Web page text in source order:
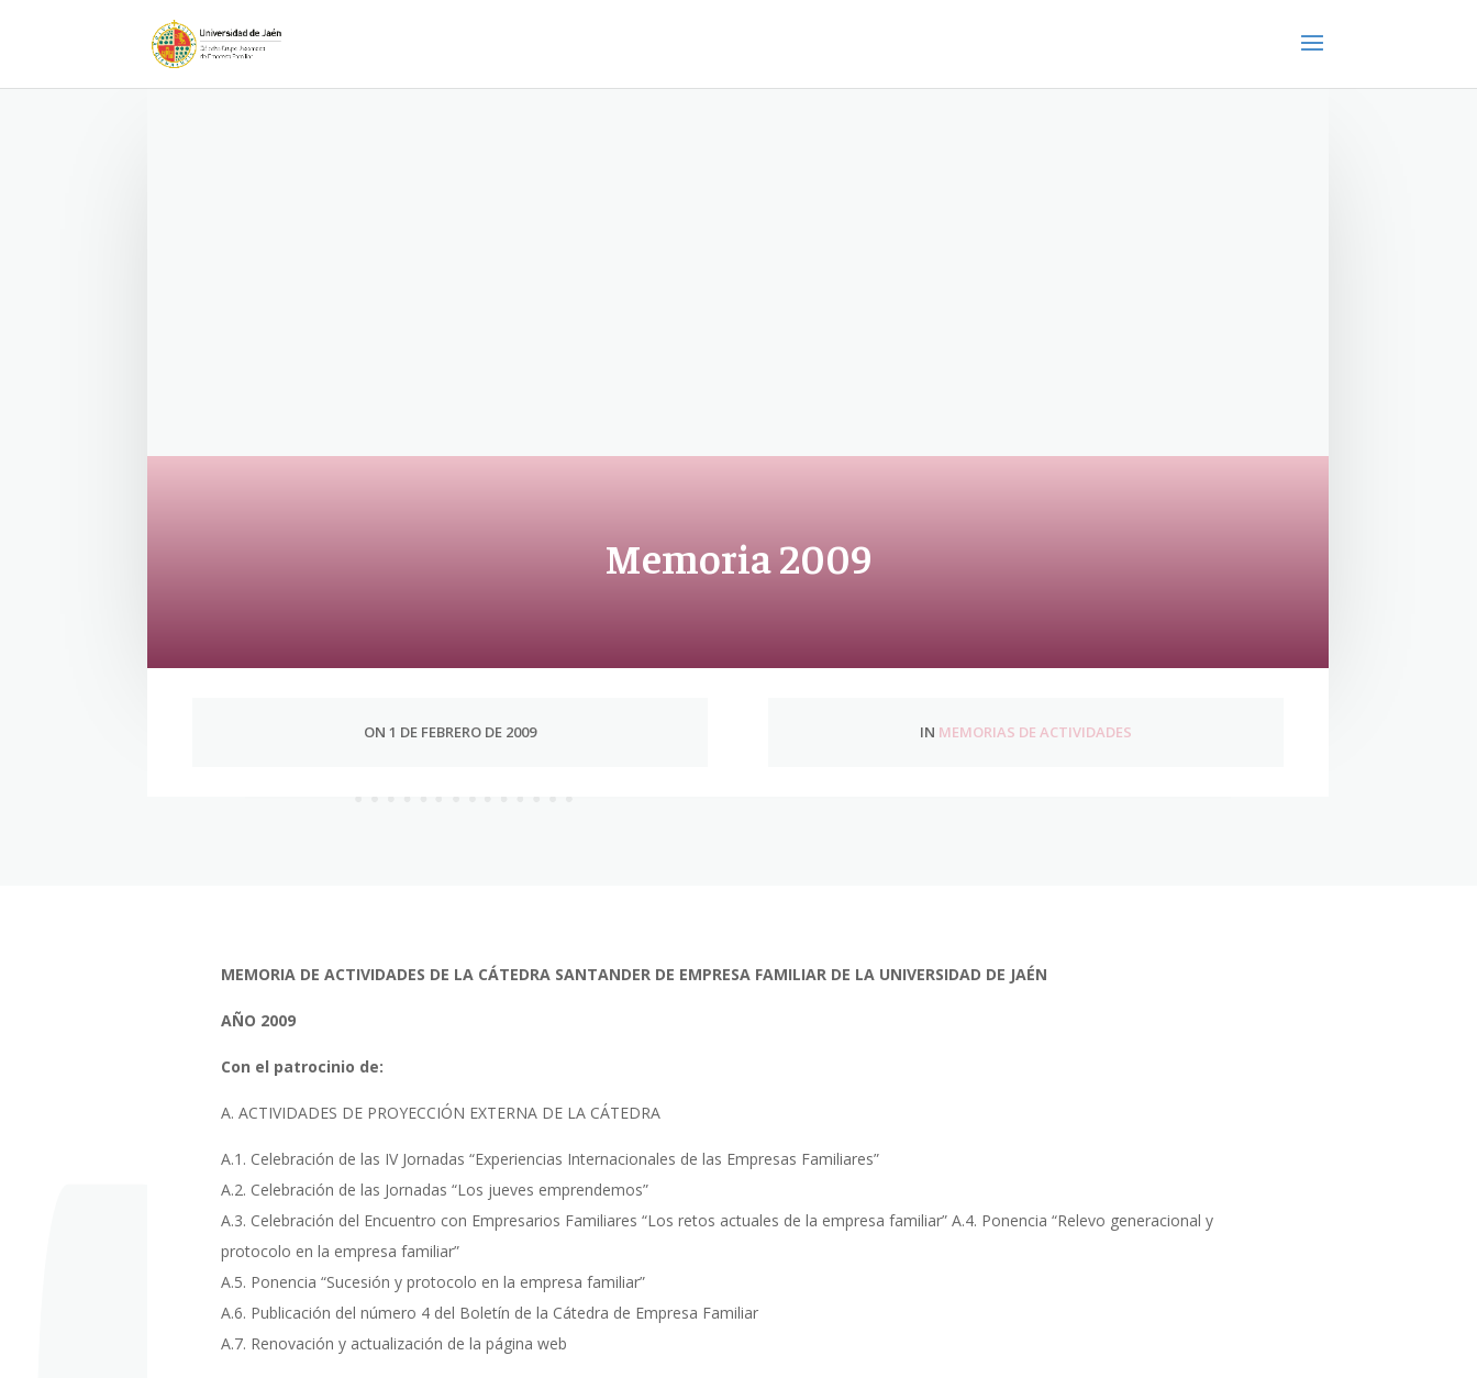
Memoria 2009
ON 1 DE FEBRERO DE 2009 IN MEMORIAS DE ACTIVIDADES
MEMORIA DE ACTIVIDADES DE LA CÁTEDRA SANTANDER DE EMPRESA FAMILIAR DE LA UNIVERSIDAD DE JAÉN
AÑO 2009
Con el patrocinio de:
A. ACTIVIDADES DE PROYECCIÓN EXTERNA DE LA CÁTEDRA
A.1. Celebración de las IV Jornadas “Experiencias Internacionales de las Empresas Familiares”
A.2. Celebración de las Jornadas “Los jueves emprendemos”
A.3. Celebración del Encuentro con Empresarios Familiares “Los retos actuales de la empresa familiar” A.4. Ponencia “Relevo generacional y
protocolo en la empresa familiar”
A.5. Ponencia “Sucesión y protocolo en la empresa familiar”
A.6. Publicación del número 4 del Boletín de la Cátedra de Empresa Familiar
A.7. Renovación y actualización de la página web